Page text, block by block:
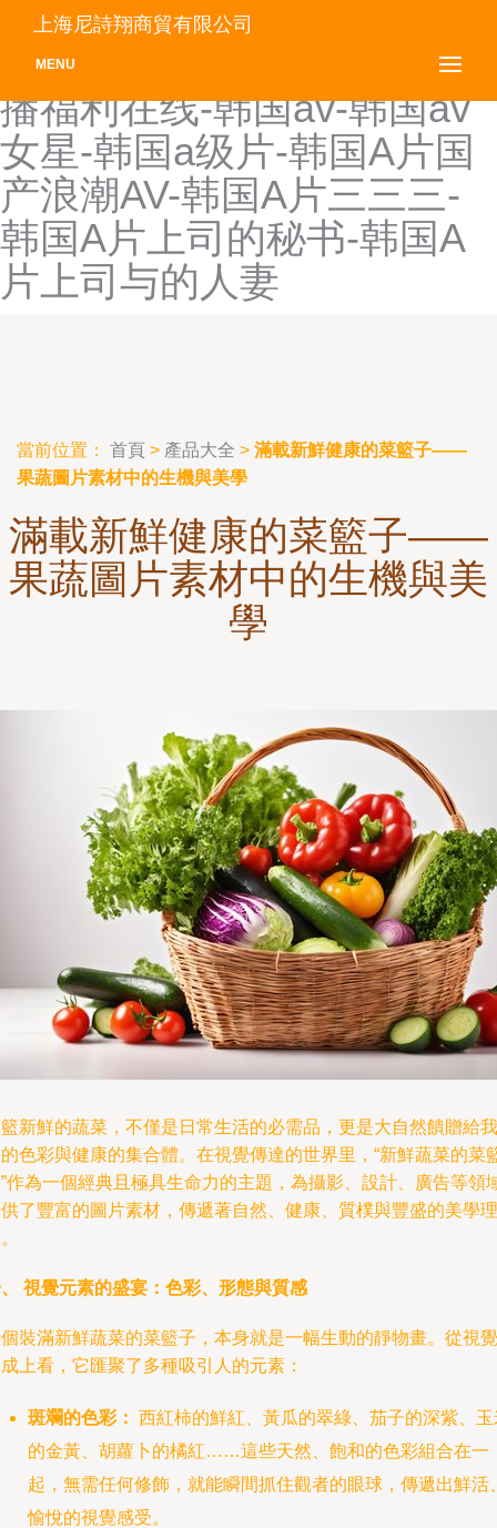
含羞草资源成人影院-韩国18
禁电影风暴尺度大-韩国18主
播福利在线-韩国av-韩国av
女星-韩国a级片-韩国A片国
产浪潮AV-韩国A片三三三-
韩国A片上司的秘书-韩国A
片上司与的人妻
上海尼詩翔商貿有限公司
MENU
當前位置： 首頁 > 產品大全 > 滿載新鮮健康的菜籃子——
果蔬圖片素材中的生機與美學
滿載新鮮健康的菜籃子——
果蔬圖片素材中的生機與美
學
新鮮的蔬菜，不僅是日常生活的必需品，更是大自然饋贈給我
色彩與健康的集合體。在視覺傳達的世界里，“新鮮蔬菜的菜
作為一個經典且極具生命力的主題，為攝影、設計、廣告等領
了豐富的圖片素材，傳遞著自然、健康、質樸與豐盛的美學理
視覺元素的盛宴：色彩、形態與質感
裝滿新鮮蔬菜的菜籃子，本身就是一幅生動的靜物畫。從視覺
上看，它匯聚了多種吸引人的元素：
斑斕的色彩： 西紅柿的鮮紅、黃瓜的翠綠、茄子的深紫、玉
的金黃、胡蘿卜的橘紅……這些天然、飽和的色彩組合在一
起，無需任何修飾，就能瞬間抓住觀者的眼球，傳遞出鮮活
愉悅的視覺感受。